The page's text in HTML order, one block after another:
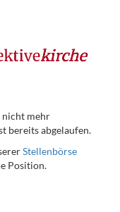
nicht mehr
bereits abgelaufen.
Stellenbörse
Position.